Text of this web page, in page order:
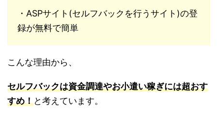
・ASPサイト(セルフバックを行うサイト)の登
録が無料で簡単
こんな理由から、
セルフバックは資金調達やお小遣い稼ぎには超おす
すめ！と考えています。